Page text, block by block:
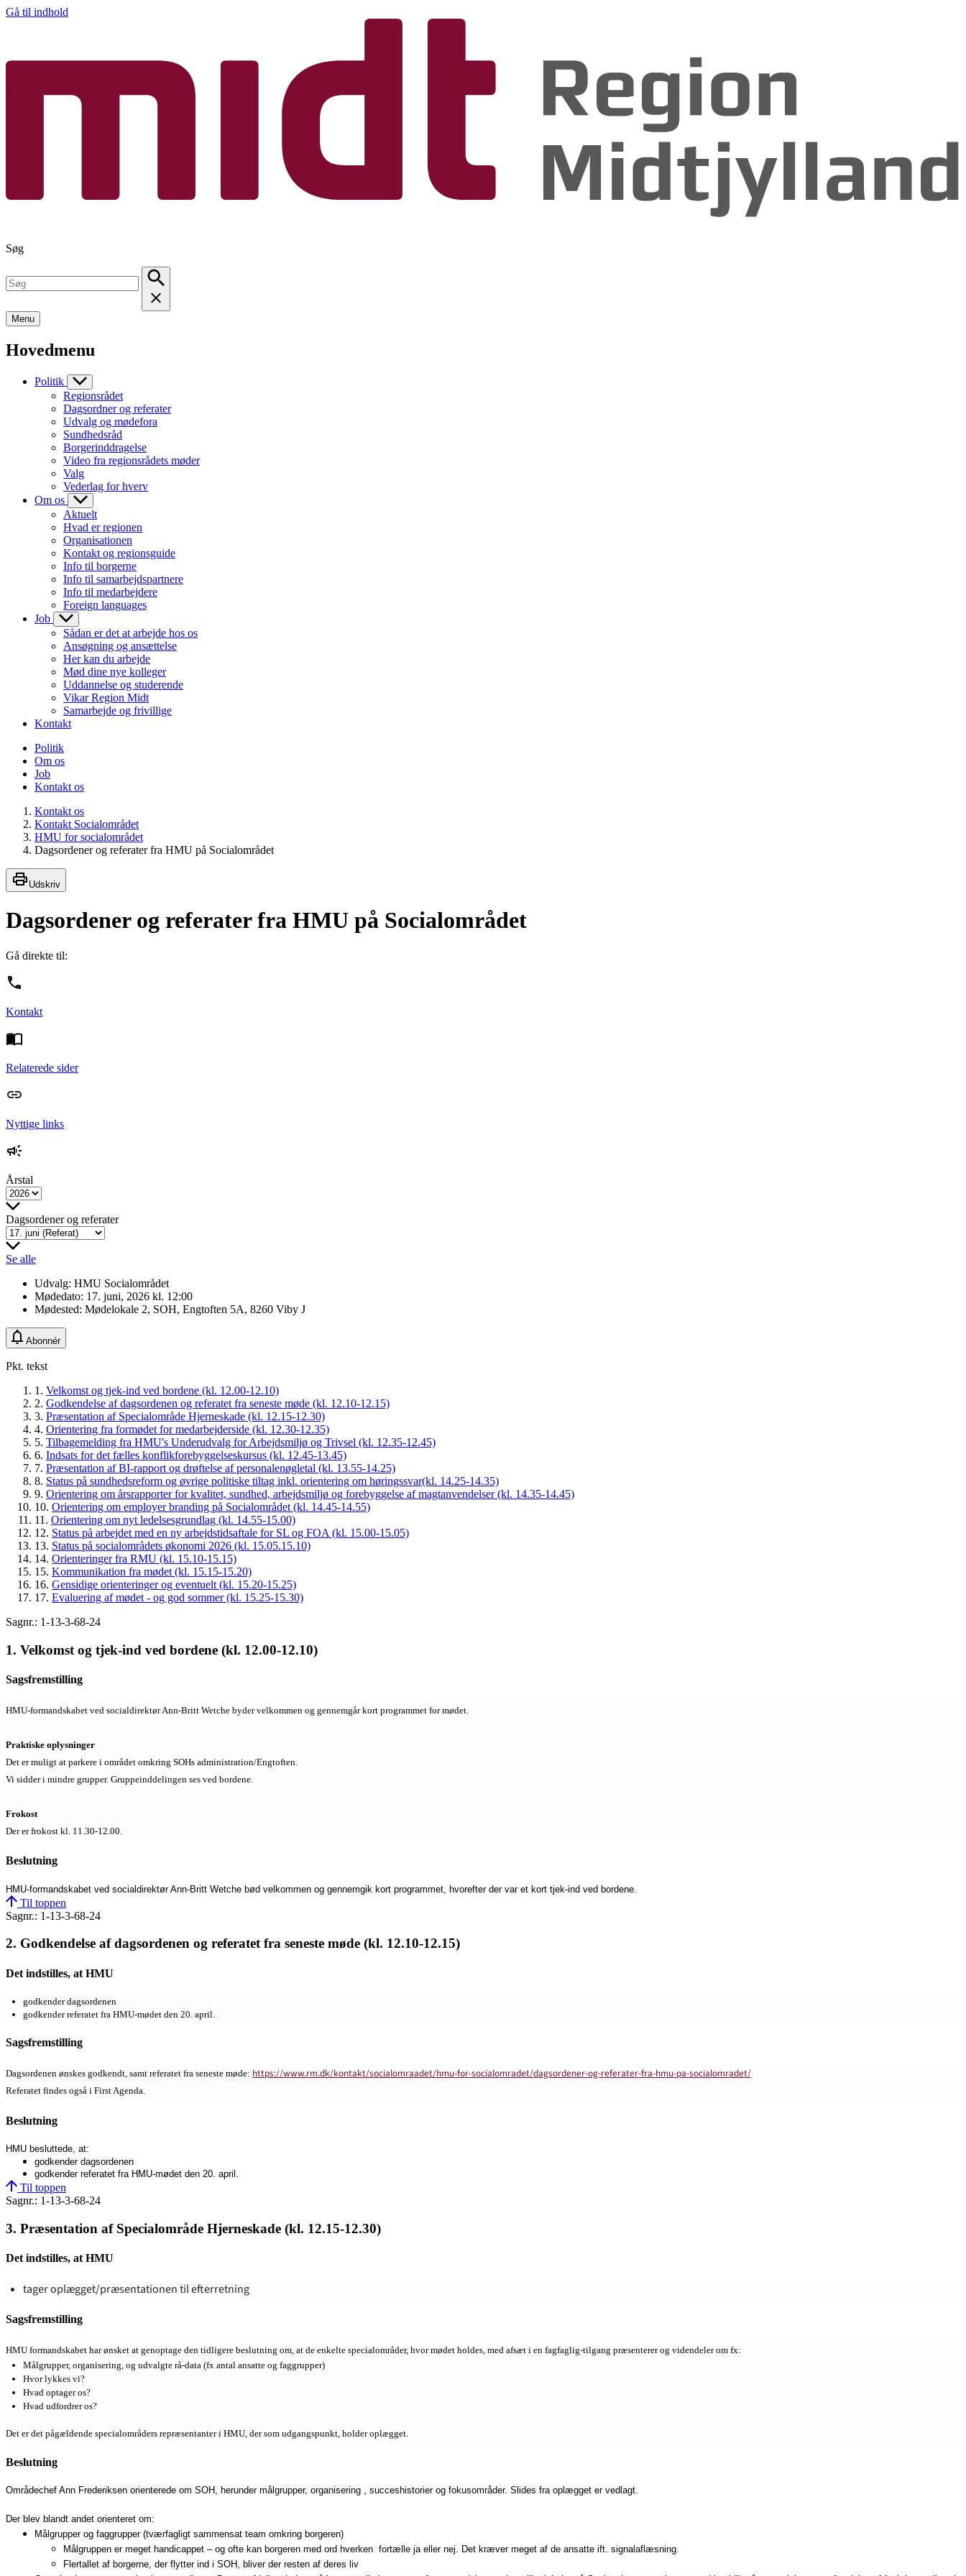
Gå til indhold
Søg
Menu
Hovedmenu
Politik
Regionsrådet
Dagsordner og referater
Udvalg og mødefora
Sundhedsråd
Borgerinddragelse
Video fra regionsrådets møder
Valg
Vederlag for hverv
Om os
Aktuelt
Hvad er regionen
Organisationen
Kontakt og regionsguide
Info til borgerne
Info til samarbejdspartnere
Info til medarbejdere
Foreign languages
Job
Sådan er det at arbejde hos os
Ansøgning og ansættelse
Her kan du arbejde
Mød dine nye kolleger
Uddannelse og studerende
Vikar Region Midt
Samarbejde og frivillige
Kontakt
Politik
Om os
Job
Kontakt os
Kontakt os
Kontakt Socialområdet
HMU for socialområdet
Dagsordener og referater fra HMU på Socialområdet
Udskriv
Dagsordener og referater fra HMU på Socialområdet
Gå direkte til:
Kontakt
Relaterede sider
Nyttige links
Årstal
Dagsordener og referater
Se alle
Udvalg: HMU Socialområdet
Mødedato: 17. juni, 2026 kl. 12:00
Mødested: Mødelokale 2, SOH, Engtoften 5A, 8260 Viby J
Abonnér
Pkt. tekst
1. Velkomst og tjek-ind ved bordene (kl. 12.00-12.10)
2. Godkendelse af dagsordenen og referatet fra seneste møde (kl. 12.10-12.15)
3. Præsentation af Specialområde Hjerneskade (kl. 12.15-12.30)
4. Orientering fra formødet for medarbejderside (kl. 12.30-12.35)
5. Tilbagemelding fra HMU's Underudvalg for Arbejdsmiljø og Trivsel (kl. 12.35-12.45)
6. Indsats for det fælles konflikforebyggelseskursus (kl. 12.45-13.45)
7. Præsentation af BI-rapport og drøftelse af personalenøgletal (kl. 13.55-14.25)
8. Status på sundhedsreform og øvrige politiske tiltag inkl. orientering om høringssvar(kl. 14.25-14.35)
9. Orientering om årsrapporter for kvalitet, sundhed, arbejdsmiljø og forebyggelse af magtanvendelser (kl. 14.35-14.45)
10. Orientering om employer branding på Socialområdet (kl. 14.45-14.55)
11. Orientering om nyt ledelsesgrundlag (kl. 14.55-15.00)
12. Status på arbejdet med en ny arbejdstidsaftale for SL og FOA (kl. 15.00-15.05)
13. Status på socialområdets økonomi 2026 (kl. 15.05.15.10)
14. Orienteringer fra RMU (kl. 15.10-15.15)
15. Kommunikation fra mødet (kl. 15.15-15.20)
16. Gensidige orienteringer og eventuelt (kl. 15.20-15.25)
17. Evaluering af mødet - og god sommer (kl. 15.25-15.30)
Sagnr.: 1-13-3-68-24
1. Velkomst og tjek-ind ved bordene (kl. 12.00-12.10)
Sagsfremstilling
HMU-formandskabet ved socialdirektør Ann-Britt Wetche byder velkommen og gennemgår kort programmet for mødet.
Praktiske oplysninger
Det er muligt at parkere i området omkring SOHs administration/Engtoften.
Vi sidder i mindre grupper. Gruppeinddelingen ses ved bordene.
Frokost
Der er frokost kl. 11.30-12.00.
Beslutning
HMU-formandskabet ved socialdirektør Ann-Britt Wetche bød velkommen og gennemgik kort programmet, hvorefter der var et kort tjek-ind ved bordene.
Til toppen
Sagnr.: 1-13-3-68-24
2. Godkendelse af dagsordenen og referatet fra seneste møde (kl. 12.10-12.15)
Det indstilles, at HMU
godkender dagsordenen
godkender referatet fra HMU-mødet den 20. april.
Sagsfremstilling
Dagsordenen ønskes godkendt, samt referatet fra seneste møde: https://www.rm.dk/kontakt/socialomraadet/hmu-for-socialomradet/dagsordener-og-referater-fra-hmu-pa-socialomradet/
Referatet findes også i First Agenda.
Beslutning
HMU besluttede, at:
godkender dagsordenen
godkender referatet fra HMU-mødet den 20. april.
Til toppen
Sagnr.: 1-13-3-68-24
3. Præsentation af Specialområde Hjerneskade (kl. 12.15-12.30)
Det indstilles, at HMU
tager oplægget/præsentationen til efterretning
Sagsfremstilling
HMU formandskabet har ønsket at genoptage den tidligere beslutning om, at de enkelte specialområder, hvor mødet holdes, med afsæt i en fagfaglig-tilgang præsenterer og videndeler om fx:
Målgrupper, organisering, og udvalgte rå-data (fx antal ansatte og faggrupper)
Hvor lykkes vi?
Hvad optager os?
Hvad udfordrer os?
Det er det pågældende specialområders repræsentanter i HMU, der som udgangspunkt, holder oplægget.
Beslutning
Områdechef Ann Frederiksen orienterede om SOH, herunder målgrupper, organisering , succeshistorier og fokusområder. Slides fra oplægget er vedlagt.
Der blev blandt andet orienteret om:
Målgrupper og faggrupper (tværfagligt sammensat team omkring borgeren)
Målgruppen er meget handicappet – og ofte kan borgeren med ord hverken fortælle ja eller nej. Det kræver meget af de ansatte ift. signalaflæsning.
Flertallet af borgerne, der flytter ind i SOH, bliver der resten af deres liv